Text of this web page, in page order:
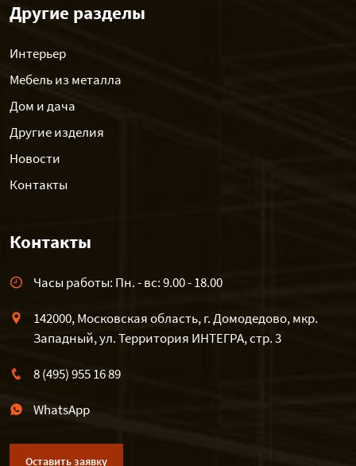
Другие разделы
Интерьер
Мебель из металла
Дом и дача
Другие изделия
Новости
Контакты
Контакты
Часы работы: Пн. - вс: 9.00 - 18.00
142000, Московская область, г. Домодедово, мкр.
Западный, ул. Территория ИНТЕГРА, стр. 3
8 (495) 955 16 89
WhatsApp
Оставить заявку